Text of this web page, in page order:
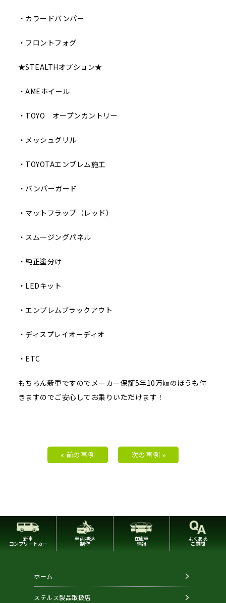
・カラードバンパー
・フロントフォグ
★STEALTHオプション★
・AMEホイール
・TOYO オープンカントリー
・メッシュグリル
・TOYOTAエンブレム施工
・バンパーガード
・マットフラップ（レッド）
・スムージングパネル
・純正塗分け
・LEDキット
・エンブレムブラックアウト
・ディスプレイオーディオ
・ETC
もちろん新車ですのでメーカー保証5年10万㎞のほうも付
きますのでご安心してお乗りいただけます！
« 前の事例 次の事例 »
新車
コンプリートカー
車両持込
制作
在庫車
情報
よくある
ご質問
ホーム
ステルス製品取扱店